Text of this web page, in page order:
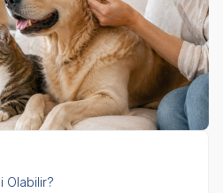
Olabilir?